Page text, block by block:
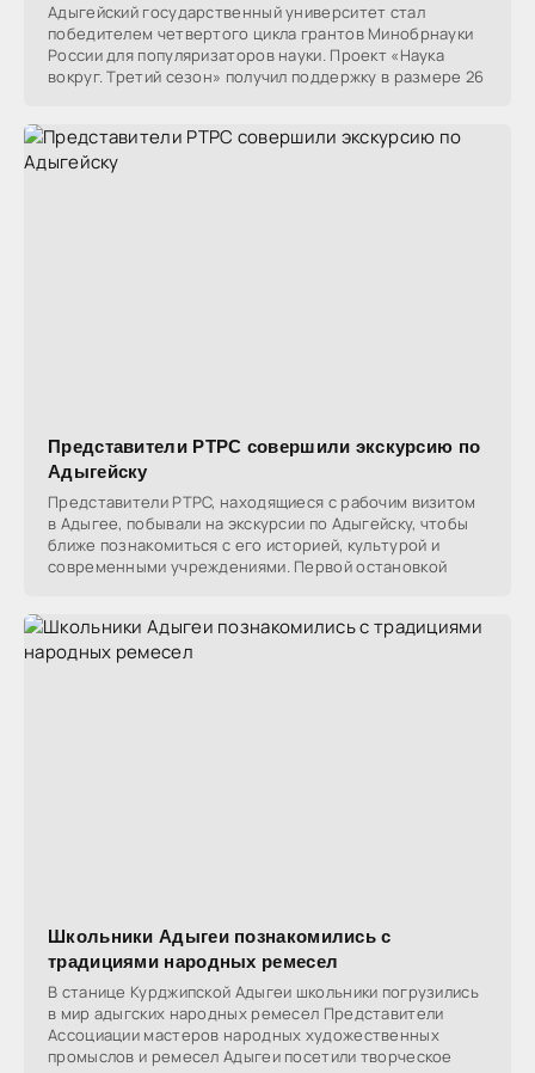
Адыгейский государственный университет стал
победителем четвертого цикла грантов Минобрнауки
России для популяризаторов науки. Проект «Наука
вокруг. Третий сезон» получил поддержку в размере 26
Представители РТРС совершили экскурсию по
Адыгейску
Представители РТРС, находящиеся с рабочим визитом
в Адыгее, побывали на экскурсии по Адыгейску, чтобы
ближе познакомиться с его историей, культурой и
современными учреждениями. Первой остановкой
Школьники Адыгеи познакомились с
традициями народных ремесел
В станице Курджипской Адыгеи школьники погрузились
в мир адыгских народных ремесел Представители
Ассоциации мастеров народных художественных
промыслов и ремесел Адыгеи посетили творческое